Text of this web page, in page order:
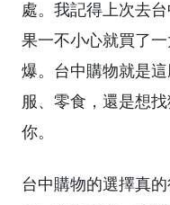
處。我記得上次去
果一不小心就買了
爆。台中購物就是
服、零食，還是想
你。
台中購物的選擇真